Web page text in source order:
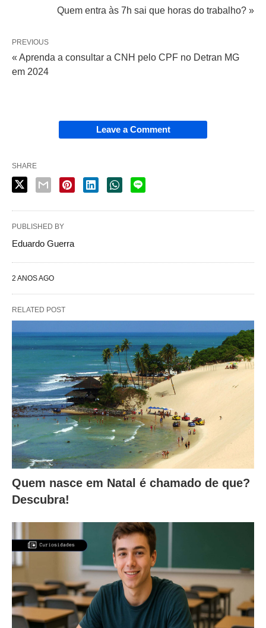
Quem entra às 7h sai que horas do trabalho? »
PREVIOUS
« Aprenda a consultar a CNH pelo CPF no Detran MG
em 2024
Leave a Comment
SHARE
PUBLISHED BY
Eduardo Guerra
2 ANOS AGO
RELATED POST
Quem nasce em Natal é chamado de que?
Descubra!